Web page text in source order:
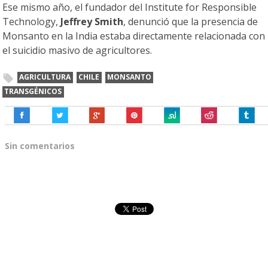
Ese mismo año, el fundador del Institute for Responsible
Technology, Jeffrey Smith, denunció que la presencia de
Monsanto en la India estaba directamente relacionada con
el suicidio masivo de agricultores.
AGRICULTURA CHILE
MONSANTO
TRANSGÉNICOS
Sin comentarios